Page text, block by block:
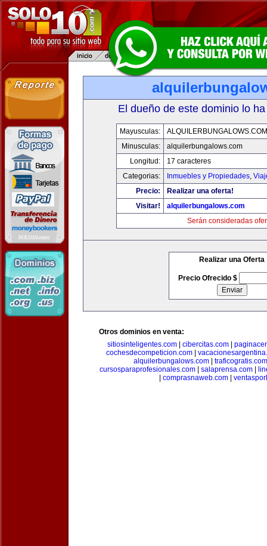
El dueño de este dominio lo
Mayusculas:
ALQUILERBUNGALOWS.COM
Minusculas:
alquilerbungalows.com
Longitud:
17 caracteres
Categorias:
Inmuebles y Propiedades,
Precio:
Realizar una oferta!
Visitar!
alquilerbungalows.com
Serán consideradas
Realizar una Oferta
Precio Ofrecido $
Otros dominios en venta:
sitiosinteligentes.com
cibercitas.com
cochesdecompeticion.com
alquilerbungalows.com| traficogratis.com
cursosparaprofesionales.com
salaprensa.com
comprasnaweb.com